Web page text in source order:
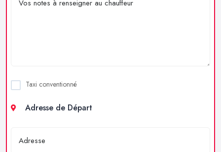
Taxi conventionné
Adresse de Départ